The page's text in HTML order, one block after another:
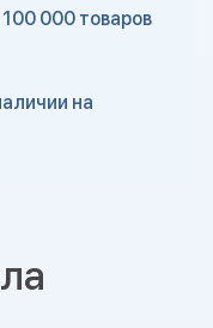
000 товаров
на